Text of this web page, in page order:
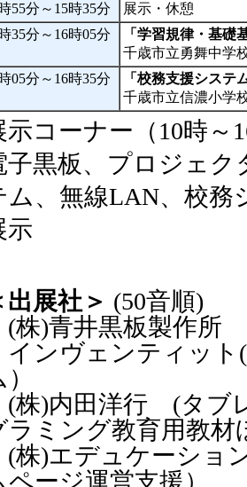
55分～15時35分
展示・休憩
35分～16時05分
「学習規律・基
千歳市立勇舞中
05分～16時35分
「校務支援システ
千歳市立信濃小
示コーナー（10時～
子黒板、プロジェ
ム、無線LAN、校
示
出展社＞ (50音順)
(株)青井黒板製作
インヴェンティッ
(株)内田洋行 (タブ
ラミング教育用教材
(株)エデュケーシ
ページ運営支援）